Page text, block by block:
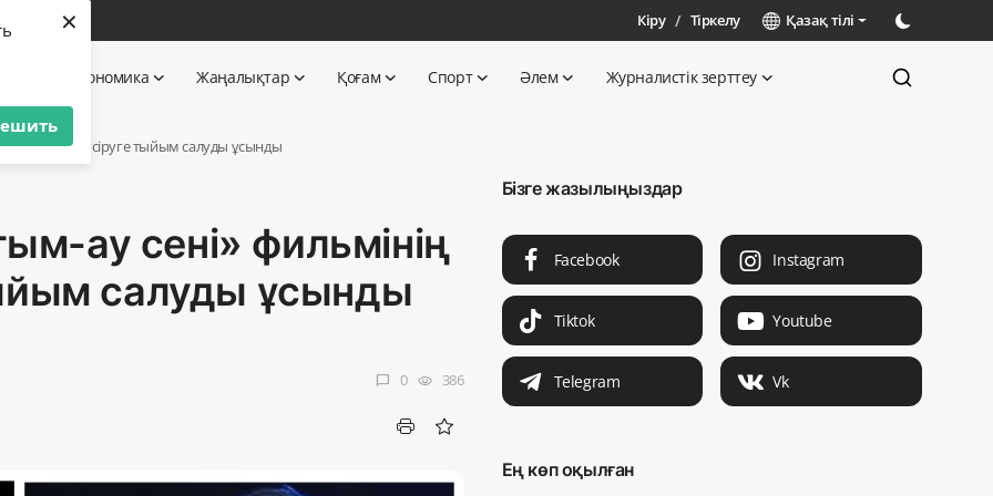
× Кіру / Тіркелу Қазақ тілі
Экономика Жаңалықтар Қоғам Спорт Әлем Журналистік зерттеу
жалғасын түсіруге тыйым салуды ұсынды
ау сені» фильмінің
салуды ұсынды
chat_bubble 0 visibility 386
Бізге жазылыңыздар
Facebook Instagram
Tiktok Youtube
Telegram Vk
Ең көп оқылған